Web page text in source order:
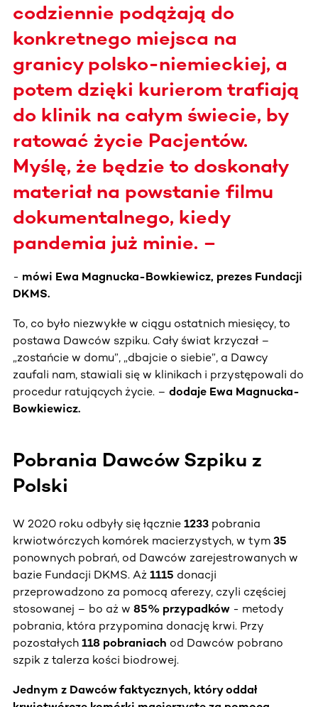
codziennie podążają do
konkretnego miejsca na
granicy polsko-niemieckiej, a
potem dzięki kurierom trafiają
do klinik na całym świecie, by
ratować życie Pacjentów.
Myślę, że będzie to doskonały
materiał na powstanie filmu
dokumentalnego, kiedy
pandemia już minie. –
- mówi Ewa Magnucka-Bowkiewicz, prezes Fundacji
DKMS.
To, co było niezwykłe w ciągu ostatnich miesięcy, to
postawa Dawców szpiku. Cały świat krzyczał –
„zostańcie w domu”, „dbajcie o siebie”, a Dawcy
zaufali nam, stawiali się w klinikach i przystępowali do
procedur ratujących życie. – dodaje Ewa Magnucka-
Bowkiewicz.
Pobrania Dawców Szpiku z
Polski
W 2020 roku odbyły się łącznie 1233 pobrania
krwiotwórczych komórek macierzystych, w tym 35
ponownych pobrań, od Dawców zarejestrowanych w
bazie Fundacji DKMS. Aż 1115 donacji
przeprowadzono za pomocą aferezy, czyli częściej
stosowanej – bo aż w 85% przypadków - metody
pobrania, która przypomina donację krwi. Przy
pozostałych 118 pobraniach od Dawców pobrano
szpik z talerza kości biodrowej.
Jednym z Dawców faktycznych, który oddał